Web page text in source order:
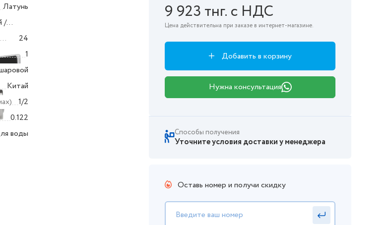
Латунь
/
24
1
Китай
1/2
0.122
воды
9 923 тнг. с НДС
Цена действительна при заказе в интернет-магазине.
Добавить в корзину
Нужна консультация
Способы получения
Уточните условия доставки у менеджера
Оставь номер и получи скидку